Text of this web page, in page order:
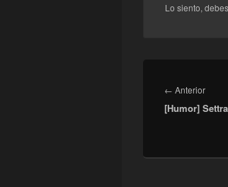
Lo siento,
de
entradas
← Anterior
[Humor] Settra